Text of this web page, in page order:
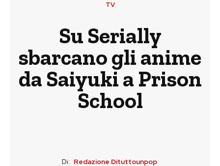
TV
Su Serially
sbarcano gli anime
da Saiyuki a Prison
School
Di: Redazione Dituttounpop